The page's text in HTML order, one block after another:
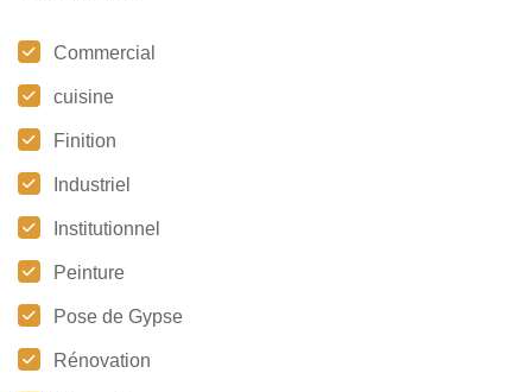
Commercial
cuisine
Finition
Industriel
Institutionnel
Peinture
Pose de Gypse
Rénovation